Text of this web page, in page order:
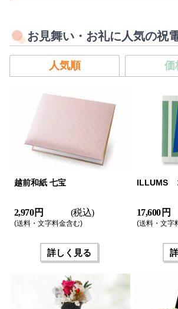
お見舞い・お礼に人気の祝
人気順 価
越前和紙 七宝
2,970 円 (税込)
(送料・文字料金含む)
詳しく見る
ILLUMS
17,600 円
(送料・文字